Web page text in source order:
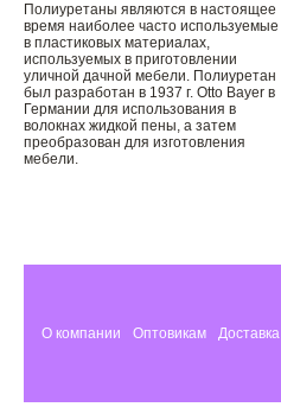
Полиуретаны являются в настоящее
время наиболее часто используемые
в пластиковых материалах,
используемых в приготовлении
уличной дачной мебели. Полиуретан
был разработан в 1937 г. Otto Bayer в
Германии для использования в
волокнах жидкой пены, а затем
преобразован для изготовления
мебели.
О компании Оптовикам Доставка